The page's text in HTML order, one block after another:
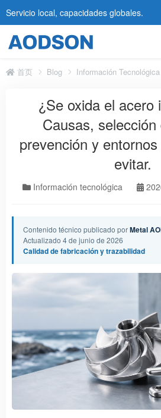
Servicio local, capacidades globales.
首页 Blog Información Tecnológica
¿Se oxida el acero
Causas, selección
prevención y
evitar.
Información tecnológica
Contenido técnico publicado porMetal
Actualizado 4 de junio de 2026
Calidad de fabricación y trazabilidad